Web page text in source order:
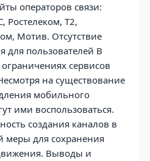
операторов связи:
T2,
Мотив. Отсутствие
для пользователей В
сервисов
на существование
мобильного
ими воспользоваться.
создания каналов в
меры для сохранения
Выводы и